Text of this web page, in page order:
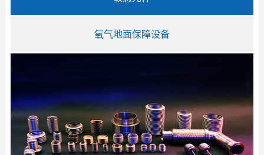
氧气地面保障设备